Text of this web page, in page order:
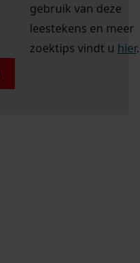
gebruik van deze
leestekens en meer
zoektips vindt u hier.